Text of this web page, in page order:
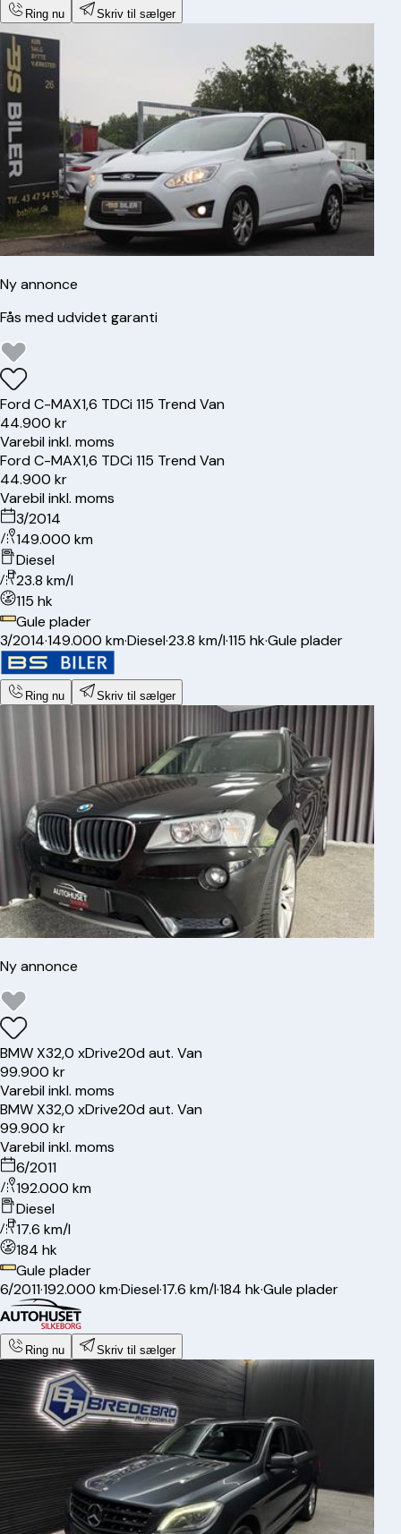
Ring nu Skriv til sælger
Ny annonce
Fås med udvidet garanti
FordC-MAX1,6 TDCi 115 Trend Van
44.900 kr
Varebil inkl. moms
FordC-MAX1,6 TDCi 115 Trend Van
44.900 kr
Varebil inkl. moms
3/2014
149.000 km
Diesel
23.8 km/l
115 hk
Gule plader
3/2014·149.000 km·Diesel·23.8 km/l·115 hk·Gule plader
Ring nu Skriv til sælger
Ny annonce
BMWX32,0 xDrive20d aut. Van
99.900 kr
Varebil inkl. moms
BMWX32,0 xDrive20d aut. Van
99.900 kr
Varebil inkl. moms
6/2011
192.000 km
Diesel
17.6 km/l
184 hk
Gule plader
6/2011·192.000 km·Diesel·17.6 km/l·184 hk·Gule plader
Ring nu Skriv til sælger